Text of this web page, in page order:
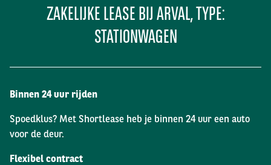
ZAKELIJKE LEASE BIJ ARVAL, TYPE:
STATIONWAGEN
Binnen 24 uur rijden
Spoedklus? Met Shortlease heb je binnen 24 uur een auto
voor de deur.
Flexibel contract